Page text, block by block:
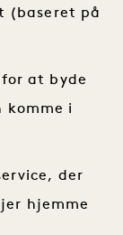
(baseret på
at byde
komme i
der
hjemme